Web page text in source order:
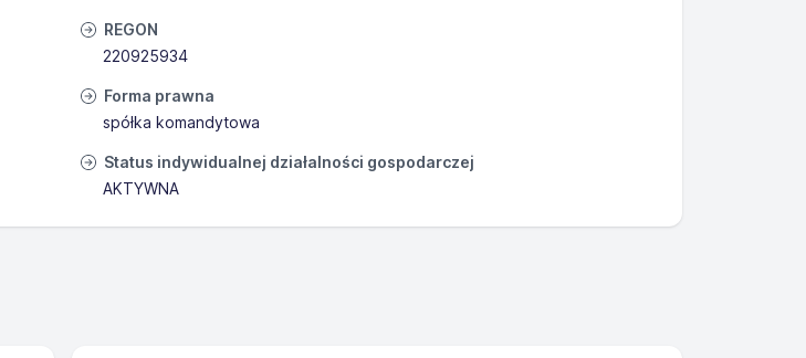
REGON
220925934
Forma prawna
spółka komandytowa
Status indywidualnej działalności gospodarczej
AKTYWNA